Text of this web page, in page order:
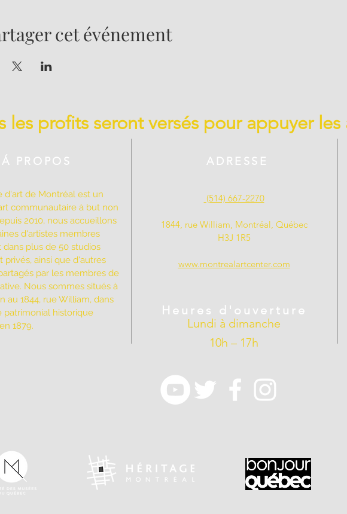
cet événement
Á PROPOS
d'art de Montréal est un
communautaire à but non
2010, nous accueillons
d'artistes membres
dans plus de 50 studios
privés, ainsi que d'autres
par les membres de
Nous sommes situés à
au 1844, rue William, dans
patrimonial historique
1879.
ADRESSE
(514) 667-2270
1844, rue William, Montréal, Québec
H3J 1R5
www.montrealartcenter.com
les profits seront versés pour appuyer les
Heures d'ouverture
Lundi à dimanche
10h – 17h